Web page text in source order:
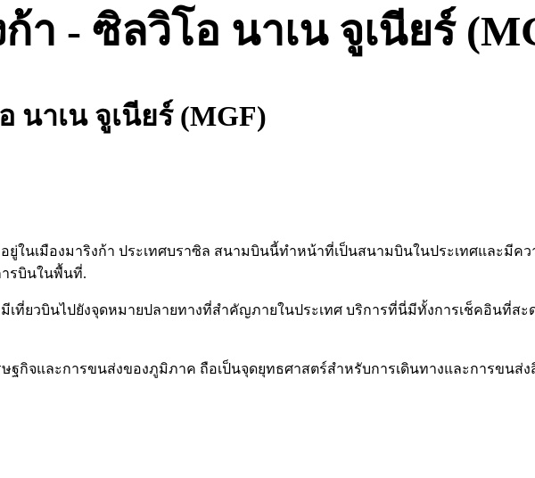
- ซิลวิโอ นาเน จูเนียร์
าเน จูเนียร์ (MGF)
ในเมืองมาริงก้า ประเทศบราซิล สนามบินนี้ทำหน้าที่เป็นสนามบินในประเทศและมีค
ารบินในพื้นที่.
เที่ยวบินไปยังจุดหมายปลายทางที่สำคัญภายในประเทศ บริการที่นี่มีทั้งการเช็คอินที่ส
ฐกิจและการขนส่งของภูมิภาค ถือเป็นจุดยุทธศาสตร์สำหรับการเดินทางและการขนส่ง